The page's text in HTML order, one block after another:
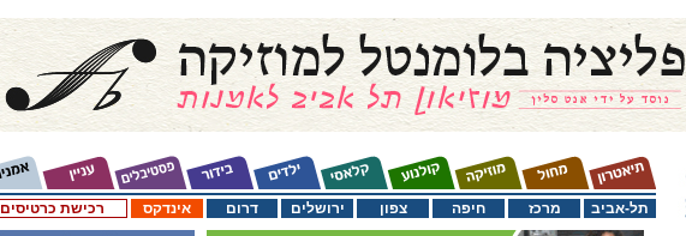
רכישת כרטיסים אינדקס דרום ירושלים צפון חיפה מרכז תל-אביב